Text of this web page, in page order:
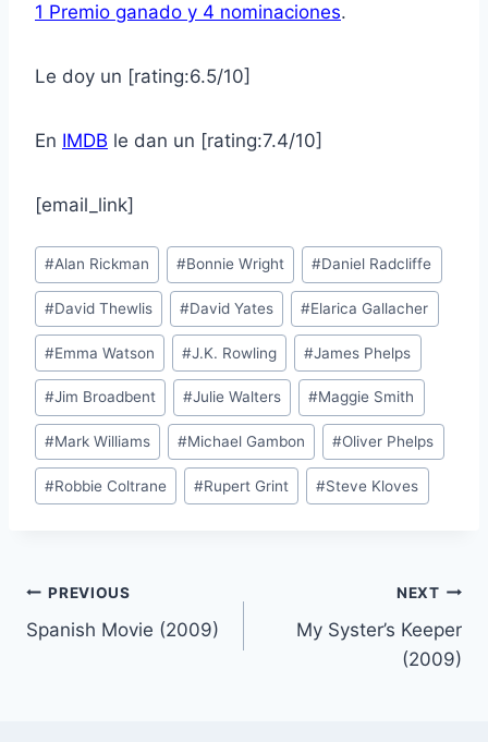
1 Premio ganado y 4 nominaciones.
Le doy un [rating:6.5/10]
En IMDB le dan un [rating:7.4/10]
[email_link]
Post
Tags:
#Alan Rickman #Bonnie Wright #Daniel Radcliffe
#David Thewlis #David Yates #Elarica Gallacher
#Emma Watson #J.K. Rowling #James Phelps
#Jim Broadbent #Julie Walters #Maggie Smith
#Mark Williams #Michael Gambon #Oliver Phelps
#Robbie Coltrane #Rupert Grint #Steve Kloves
Post
navigation
PREVIOUS
Spanish Movie (2009)
NEXT
My Syster’s Keeper
(2009)